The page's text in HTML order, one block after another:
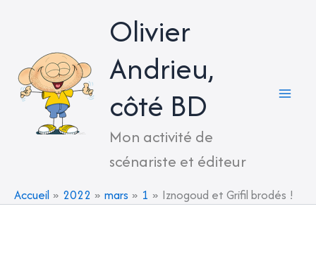
Olivier
Andrieu,
côté BD
Mon activité de
scénariste et éditeur
Accueil 2022 mars 1 Iznogoud et Grifil brodés !